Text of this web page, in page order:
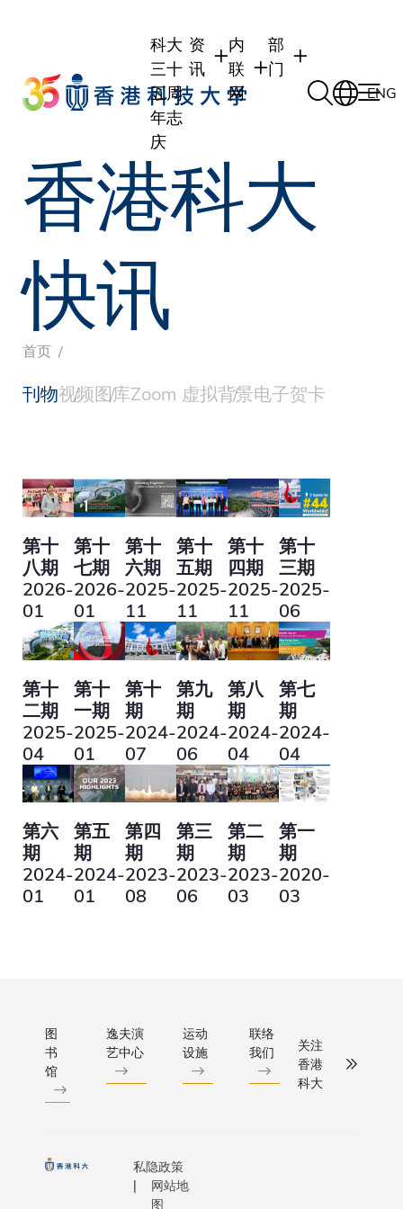
科大
三十
五周
年志
庆
资
讯
学生
职员
校友
内
联
网
学生内联网
职员行政内联网
校友内联网
部
门
学术部门
学术课程
行政部门
ENG
香港科大
快讯
面
屑
首页
刊物视频图库Zoom 虚拟背景电子贺卡
第十
八期
2026-
01
第十
七期
2026-
01
第十
六期
2025-
11
第十
五期
2025-
11
第十
四期
2025-
11
第十
三期
2025-
06
第十
二期
2025-
04
第十
一期
2025-
01
第十
期
2024-
07
第九
期
2024-
06
第八
期
2024-
04
第七
期
2024-
04
第六
期
2024-
01
第五
期
2024-
01
第四
期
2023-
08
第三
期
2023-
06
第二
期
2023-
03
第一
期
2020-
03
图
书
馆
逸夫演
艺中心
运动
设施
联络
我们
关注
香港
科大
私隐政策
网站地
图